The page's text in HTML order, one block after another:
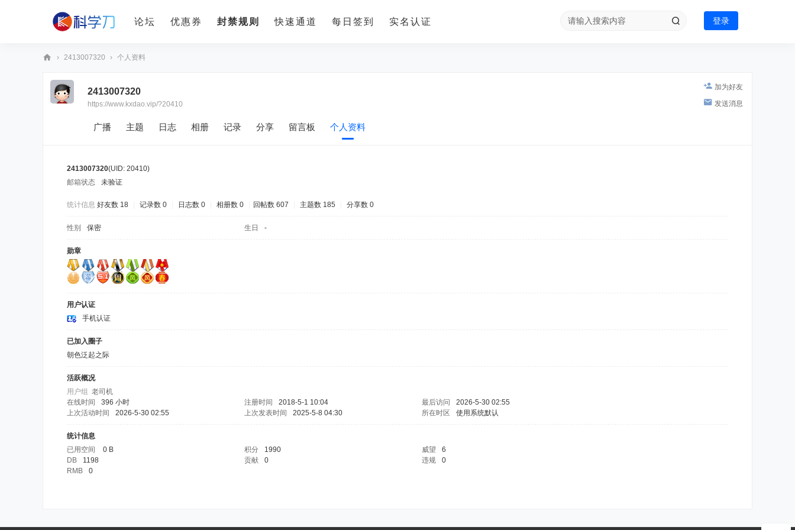
论坛 优惠券 封禁规则 快速通道 每日签到 实名认证 登录
› 2413007320 › 个人资料
加为好友
发送消息
2413007320
https://www.kxdao.vip/?20410
广播 主题 日志 相册 记录 分享 留言板 个人资料
2413007320(UID: 20410)
邮箱状态
未验证
统计信息 好友数 18 记录数 0 日志数 0 相册数 0 回帖数 607 主题数 185 分享数 0
性别 保密 生日 -
勋章
用户认证
手机认证
已加入圈子
朝色泛起之际
活跃概况
用户组 老司机
在线时间
396 小时 注册时间 2018-5-1 10:04 最后访问
2026-5-30 02:55
上次活动时间
2026-5-30 02:55 上次发表时间 2025-5-8 04:30 所在时区 使用系统默认
统计信息
已用空间
0 B 积分 1990 威望
6
DB
1198 贡献 0 违规
0
RMB
0